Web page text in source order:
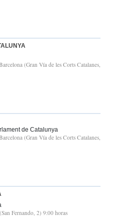
(Gran Vía de les Corts Catalanes,
de Catalunya
(Gran Vía de les Corts Catalanes,
Fernando, 2) 9:00 horas